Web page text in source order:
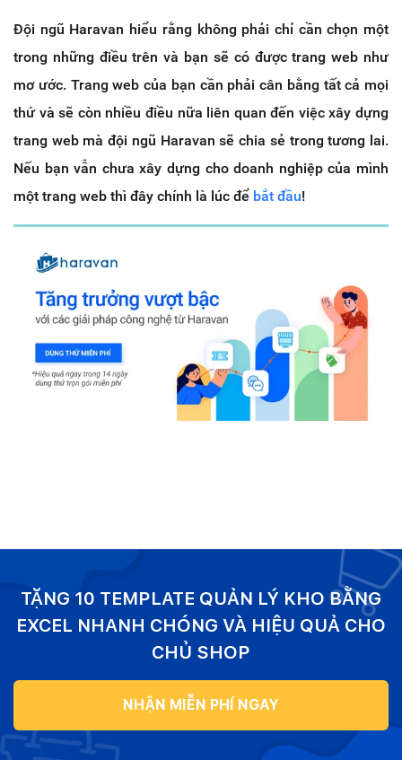
Đội ngũ Haravan hiểu rằng không phải chỉ cần chọn một
trong những điều trên và bạn sẽ có được trang web như
mơ ước. Trang web của bạn cần phải cân bằng tất cả mọi
thứ và sẽ còn nhiều điều nữa liên quan đến việc xây dựng
trang web mà đội ngũ Haravan sẽ chia sẻ trong tương lai.
Nếu bạn vẫn chưa xây dựng cho doanh nghiệp của mình
một trang web thì đây chính là lúc để bắt đầu!
TẶNG 10 TEMPLATE QUẢN LÝ KHO BẰNG
EXCEL NHANH CHÓNG VÀ HIỆU QUẢ CHO
CHỦ SHOP
NHẬN MIỄN PHÍ NGAY